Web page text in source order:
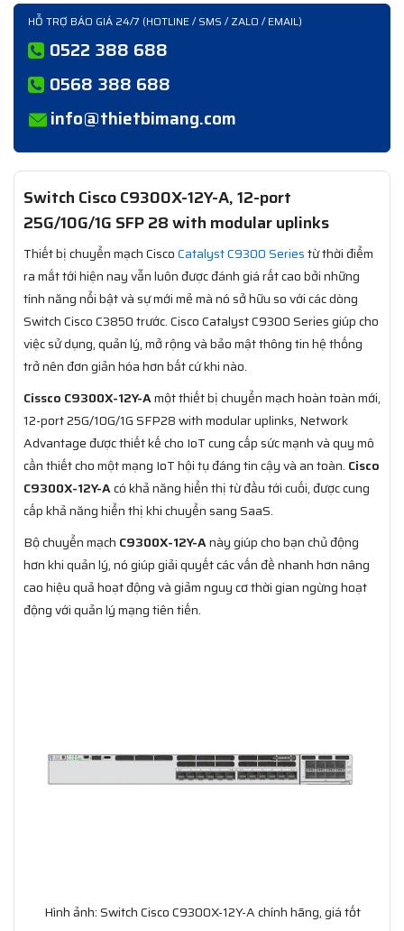
HỖ TRỢ BÁO GIÁ 24/7 (HOTLINE / SMS / ZALO / EMAIL)
0522 388 688
0568 388 688
info@thietbimang.com
Switch Cisco C9300X-12Y-A, 12-port
25G/10G/1G SFP 28 with modular uplinks
Thiết bị chuyển mạch CiscoCatalyst C9300 Seriestừ thời điểm
ra mắt tới hiện nay vẫn luôn được đánh giá rất cao bởi những
tính năng nổi bật và sự mới mẻ mà nó sở hữu so với các dòng
Switch Cisco C3850 trước. Cisco Catalyst C9300 Series giúp cho
việc sử dụng, quản lý, mở rộng và bảo mật thông tin hệ thống
trở nên đơn giản hóa hơn bất cứ khi nào.
Cissco C9300X-12Y-Amột thiết bị chuyển mạch hoàn toàn mới,
12-port 25G/10G/1G SFP28 with modular uplinks, Network
Advantage được thiết kế cho IoT cung cấp sức mạnh và quy mô
cần thiết cho một mạng IoT hội tụ đáng tin cậy và an toàn. Cisco
C9300X-12Y-Acó khả năng hiển thị từ đầu tới cuối, được cung
cấp khả năng hiển thị khi chuyển sang SaaS.
Bộ chuyển mạch C9300X-12Y-Anày giúp cho bạn chủ động
hơn khi quản lý, nó giúp giải quyết các vấn đề nhanh hơn nâng
cao hiệu quả hoạt động và giảm nguy cơ thời gian ngừng hoạt
động với quản lý mạng tiên tiến.
Hình ảnh: Switch Cisco C9300X-12Y-A chính hãng, giá tốt